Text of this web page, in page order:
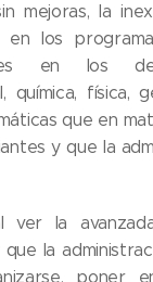
mejoras, la
en los
en los
química, física,
que en
y que la
ver la
la
poner